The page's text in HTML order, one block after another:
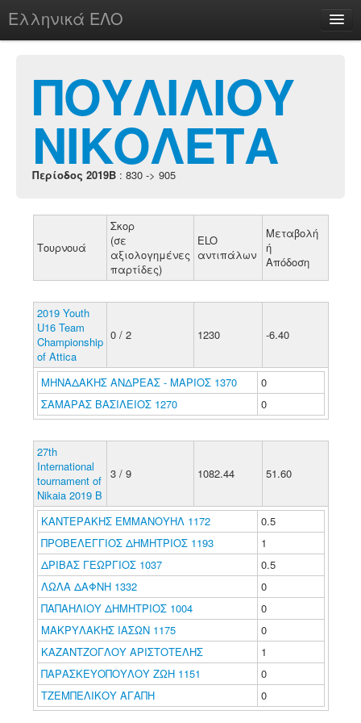
Ελληνικά ΕΛΟ
chesstu.be @ discord
Login
ΠΟΥΛΙΛΙΟΥ
ΝΙΚΟΛΕΤΑ
Περίοδος 2019B : 830 -> 905
Τουρνουά
Σκορ
(σε
αξιολογημένες
παρτίδες)
ELO
αντιπάλων
Μεταβολή
ή
Απόδοση
2019 Youth
U16 Team
Championship
of Attica
0 / 2 1230 -6.40
ΜΗΝΑΔΑΚΗΣ ΑΝΔΡΕΑΣ - ΜΑΡΙΟΣ 1370
0
ΣΑΜΑΡΑΣ ΒΑΣΙΛΕΙΟΣ 1270
0
27th
International
tournament of
Nikaia 2019 B
3 / 9 1082.44 51.60
ΚΑΝΤΕΡΑΚΗΣ ΕΜΜΑΝΟΥΗΛ 1172
0.5
ΠΡΟΒΕΛΕΓΓΙΟΣ ΔΗΜΗΤΡΙΟΣ 1193
1
ΔΡΙΒΑΣ ΓΕΩΡΓΙΟΣ 1037
0.5
ΛΩΛΑ ΔΑΦΝΗ 1332
0
ΠΑΠΑΗΛΙΟΥ ΔΗΜΗΤΡΙΟΣ 1004
0
ΜΑΚΡΥΛΑΚΗΣ ΙΑΣΩΝ 1175
0
ΚΑΖΑΝΤΖΟΓΛΟΥ ΑΡΙΣΤΟΤΕΛΗΣ
1
ΠΑΡΑΣΚΕΥΟΠΟΥΛΟΥ ΖΩΗ 1151
0
ΤΖΕΜΠΕΛΙΚΟΥ ΑΓΑΠΗ
0